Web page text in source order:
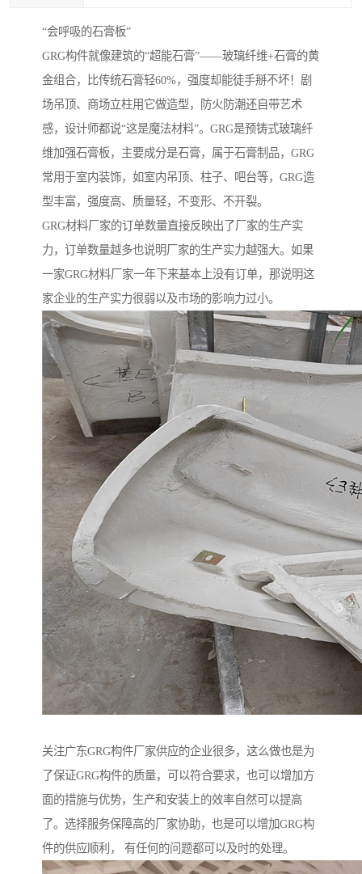
‌“会呼吸的石膏板”‌
GRG构件就像建筑的“超能石膏”——玻璃纤维+石膏的黄
金组合，比传统石膏轻60%，强度却能徒手掰不坏！剧
场吊顶、商场立柱用它做造型，防火防潮还自带艺术
感，设计师都说“这是魔法材料”。GRG是预铸式玻璃纤
维加强石膏板，主要成分是石膏，属于石膏制品，GRG
常用于室内装饰，如室内吊顶、柱子、吧台等，GRG造
型丰富，强度高、质量轻，不变形、不开裂。
GRG材料厂家的订单数量直接反映出了厂家的生产实
力，订单数量越多也说明厂家的生产实力越强大。如果
一家GRG材料厂家一年下来基本上没有订单，那说明这
家企业的生产实力很弱以及市场的影响力过小。
关注广东GRG构件厂家供应的企业很多，这么做也是为
了保证GRG构件的质量，可以符合要求，也可以增加方
面的措施与优势，生产和安装上的效率自然可以提高
了。选择服务保障高的厂家协助，也是可以增加GRG构
件的供应顺利， 有任何的问题都可以及时的处理。